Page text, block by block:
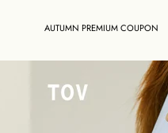
AUTUMN PREMIUM COUPON